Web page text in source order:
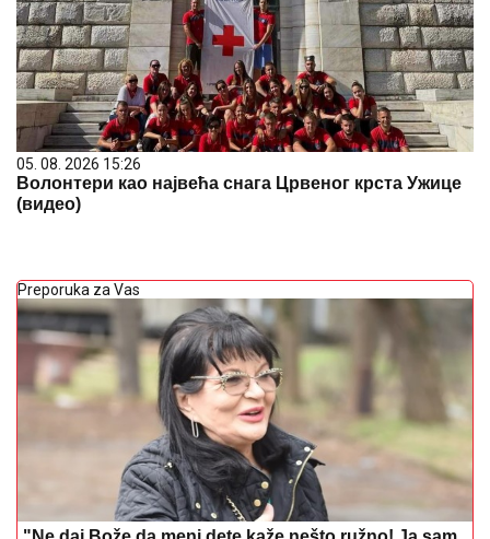
05. 08. 2026 15:26
Волонтери као највећа снага Црвеног крста Ужице
(видео)
Preporuka za Vas